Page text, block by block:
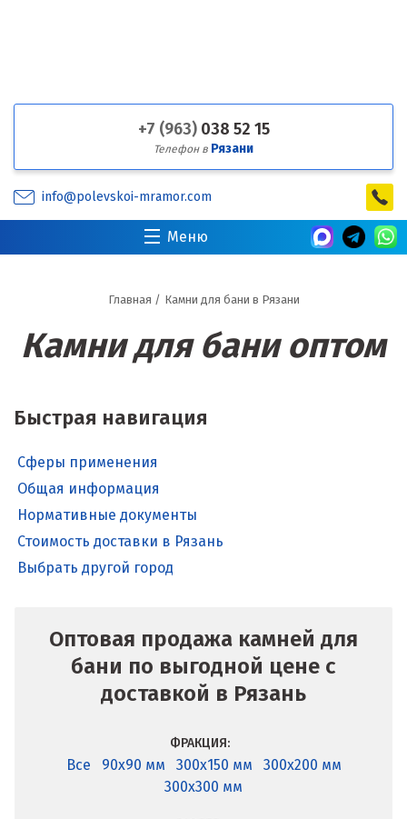
+7 (963) 038 52 15
Телефон в Рязани
info@polevskoi-mramor.com
Меню
Главная / Камни для бани в Рязани
Камни для бани оптом
Быстрая навигация
Сферы применения
Общая информация
Нормативные документы
Стоимость доставки в Рязань
Выбрать другой город
Оптовая продажа камней для
бани по выгодной цене с
доставкой в Рязань
ФРАКЦИЯ:
Все 90x90 мм 300x150 мм
300x200 мм
300x300 мм